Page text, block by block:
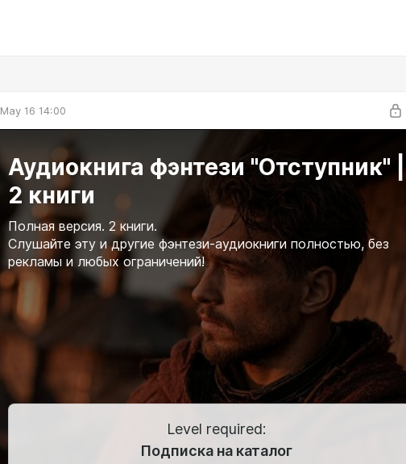
May 16 14:00
Аудиокнига фэнтези "Отступник" |
2 книги
Полная версия. 2 книги.
Слушайте эту и другие фэнтези-аудиокниги полностью, без
рекламы и любых ограничений!
Level required:
Подписка на каталог